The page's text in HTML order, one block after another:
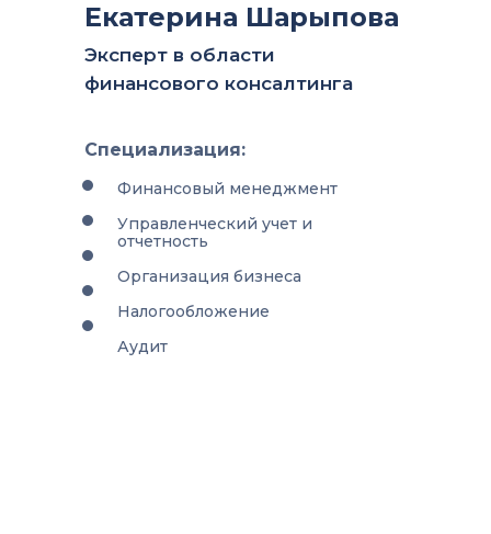
Екатерина Шарыпова
Эксперт в области
финансового консалтинга
Специализация:
Финансовый менеджмент
Управленческий учет и
отчетность
Организация бизнеса
Налогообложение
Аудит